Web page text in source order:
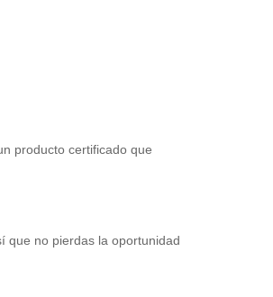
producto certificado que
que no pierdas la oportunidad